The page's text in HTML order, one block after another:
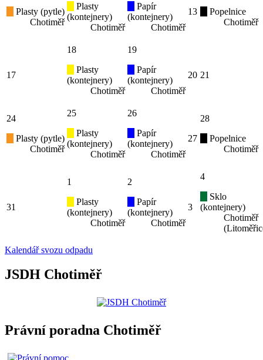
Plasty (pytle)
Chotiměř
Plasty
(kontejnery)
Chotiměř
Papír
(kontejnery)
Chotiměř
13
Popelnice
Chotiměř
17
18
Plasty
(kontejnery)
Chotiměř
19
Papír
(kontejnery)
Chotiměř
20 21
24
Plasty (pytle)
Chotiměř
25
Plasty
(kontejnery)
Chotiměř
26
Papír
(kontejnery)
Chotiměř
27
28
Popelnice
Chotiměř
31
1
Plasty
(kontejnery)
Chotiměř
2
Papír
(kontejnery)
Chotiměř
3
4
Sklo
(kontejnery)
Chotiměř
Kalendář svozu odpadu
JSDH Chotiměř
Právní poradna Chotiměř